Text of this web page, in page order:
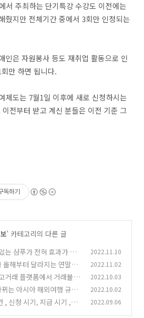
서 주최하는 단기특강 수강도 이전에는
줬지만 전체기간 중에서 3회만 인정되는
인은 자원봉사 등도 재취업 활동으로 인
만 하면 됩니다.
제도는 7월1일 이후에 새로 신청하시는
전부터 받고 계신 분들은 이전 기준 그
독하기
' 카테고리의 다른 글
는 샴푸가 전혀 효과가 없
2022.11.10
해부터 달라지는 연말정
점 알아보기
(0)
2022.11.02
거래 플랫폼에서 거래불가
(0)
2022.10.03
는 아시아 해외여행 규정
제들
(0)
2022.10.02
, 신청 시기, 지급 시기 ,신
2022.09.06